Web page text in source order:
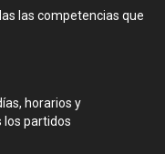
las competencias que
horarios y
los partidos